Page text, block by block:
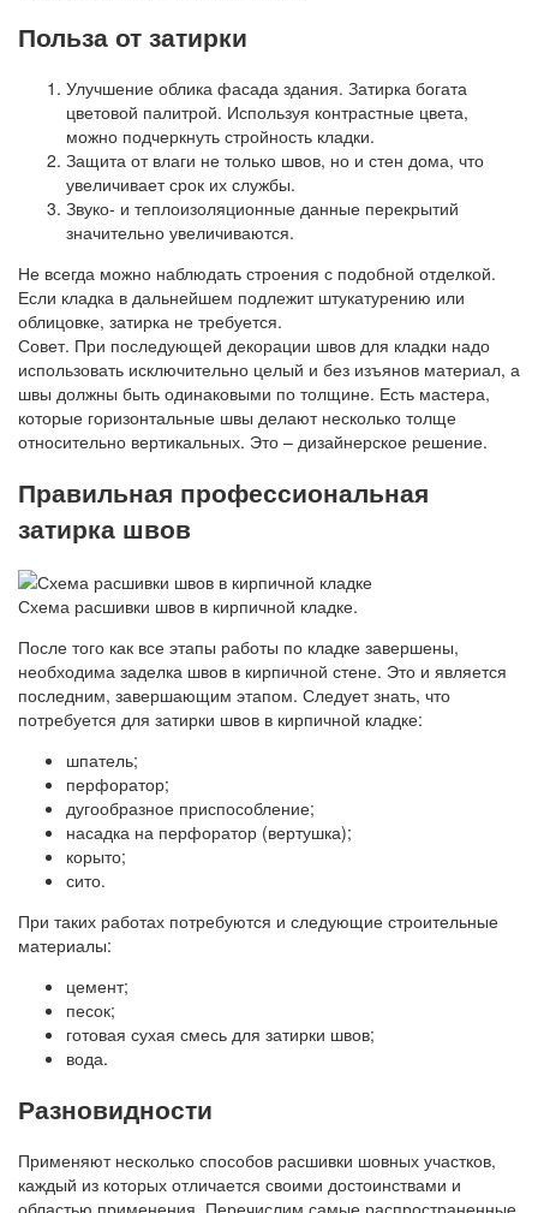
Польза от затирки
Улучшение облика фасада здания. Затирка богата
цветовой палитрой. Используя контрастные цвета,
можно подчеркнуть стройность кладки.
Защита от влаги не только швов, но и стен дома, что
увеличивает срок их службы.
Звуко- и теплоизоляционные данные перекрытий
значительно увеличиваются.
Не всегда можно наблюдать строения с подобной отделкой.
Если кладка в дальнейшем подлежит штукатурению или
облицовке, затирка не требуется.
Совет. При последующей декорации швов для кладки надо
использовать исключительно целый и без изъянов материал, а
швы должны быть одинаковыми по толщине. Есть мастера,
которые горизонтальные швы делают несколько толще
относительно вертикальных. Это – дизайнерское решение.
Правильная профессиональная
затирка швов
Схема расшивки швов в кирпичной кладке.
После того как все этапы работы по кладке завершены,
необходима заделка швов в кирпичной стене. Это и является
последним, завершающим этапом. Следует знать, что
потребуется для затирки швов в кирпичной кладке:
шпатель;
перфоратор;
дугообразное приспособление;
насадка на перфоратор (вертушка);
корыто;
сито.
При таких работах потребуются и следующие строительные
материалы:
цемент;
песок;
готовая сухая смесь для затирки швов;
вода.
Разновидности
Применяют несколько способов расшивки шовных участков,
каждый из которых отличается своими достоинствами и
областью применения. Перечислим самые распространенные